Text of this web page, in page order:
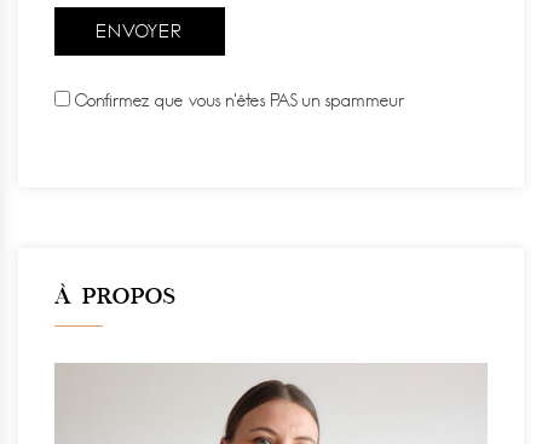
Confirmez que vous n'êtes PAS un spammeur
À PROPOS